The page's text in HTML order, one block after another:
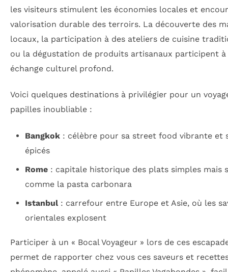
les visiteurs stimulent les économies locales et
valorisation durable des terroirs. La découverte des
locaux, la participation à des ateliers de cuisine
ou la dégustation de produits artisanaux participent à
échange culturel profond.
Voici quelques destinations à privilégier pour un
papilles inoubliable :
Bangkok: célèbre pour sa street food vibrante et
épicés
Rome: capitale historique des plats simples mais
comme la pasta carbonara
Istanbul: carrefour entre Europe et Asie, où les
orientales explosent
Participer à un « Bocal Voyageur » lors de ces
permet de rapporter chez vous ces saveurs et